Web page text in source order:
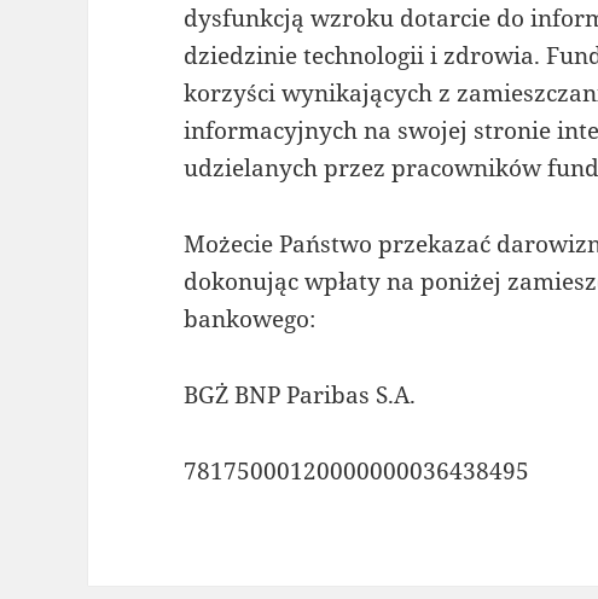
dysfunkcją wzroku dotarcie do
dziedzinie technologii i zdrowia.
korzyści wynikających z
informacyjnych na swojej stronie
udzielanych przez pracowników
Możecie Państwo przekazać
dokonując wpłaty na poniżej
bankowego:
BGŻ BNP Paribas S.A.
78175000120000000036438495